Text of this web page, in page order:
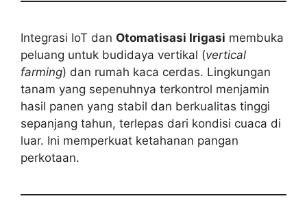
Integrasi IoT dan Otomatisasi Irigasi membuka
peluang untuk budidaya vertikal (vertical
farming) dan rumah kaca cerdas. Lingkungan
tanam yang sepenuhnya terkontrol menjamin
hasil panen yang stabil dan berkualitas tinggi
sepanjang tahun, terlepas dari kondisi cuaca di
luar. Ini memperkuat ketahanan pangan
perkotaan.